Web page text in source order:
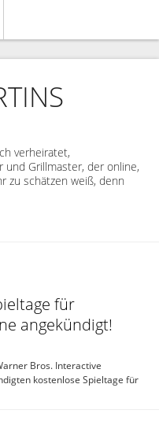
verheiratet,
und Grillmaster, der online,
zu schätzen weiß, denn
für
angekündigt!
Bros. Interactive
kostenlose Spieltage für